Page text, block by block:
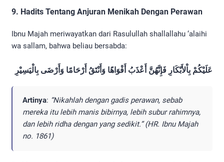
9. Hadits Tentang Anjuran Menikah Dengan Perawan
Ibnu Majah meriwayatkan dari Rasulullah shallallahu ‘alaihi
wa sallam, bahwa beliau bersabda:
عَلَيْكُمْ بِاْلأَبْكَارِ فَإِنَّهُنَّ أَعْذَبُ أَفْوَاهًا وَأَنْتَقُ أَرْحَامًا وَأَرْضَى بِالْيَسِيْرِ
Artinya: “Nikahlah dengan gadis perawan, sebab
mereka itu lebih manis bibirnya, lebih subur rahimnya,
dan lebih ridha dengan yang sedikit.” (HR. Ibnu Majah
no. 1861)